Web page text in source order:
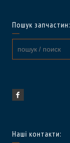
Пошук запчастин:
Наші контакти: